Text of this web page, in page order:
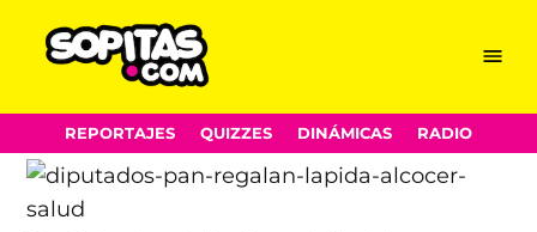
Skip
to
content
Menu
REPORTAJES QUIZZES DINÁMICAS RADIO